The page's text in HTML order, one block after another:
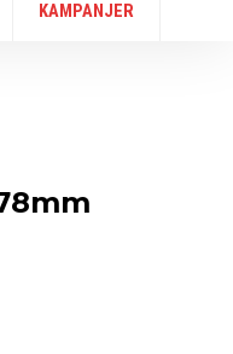
KAMPANJER